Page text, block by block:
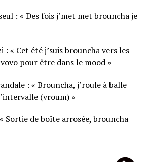
: « Des fois j’met met brouncha je
: « Cet été j’suis brouncha vers les
pour être dans le mood »
: « Brouncha, j’roule à balle
(vroum) »
Sortie de boîte arrosée, brouncha